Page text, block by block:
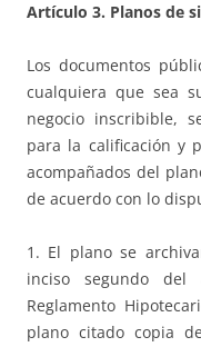
Artículo 3. Planos de
Los documentos
cualquiera que sea
negocio inscribible,
para la calificación y
acompañados del
de acuerdo con lo
1. El plano se
inciso segundo
Reglamento
plano citado copia